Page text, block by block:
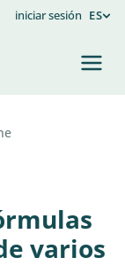
iniciar sesión ES
varios